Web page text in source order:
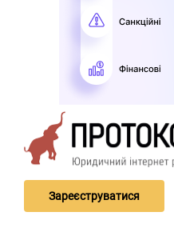
Зареєструватися